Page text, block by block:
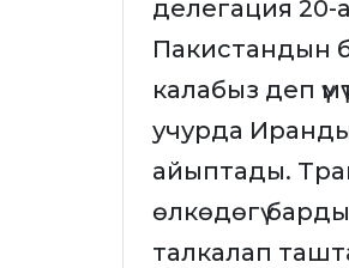
делегация 20-
Пакистандын
калабыз деп
учурда
айыптады.
өлкөдөгү
талкалап